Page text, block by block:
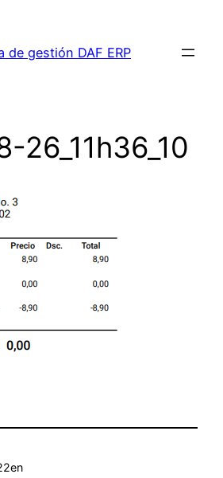
de gestión DAF ERP
26_11h36_10
en